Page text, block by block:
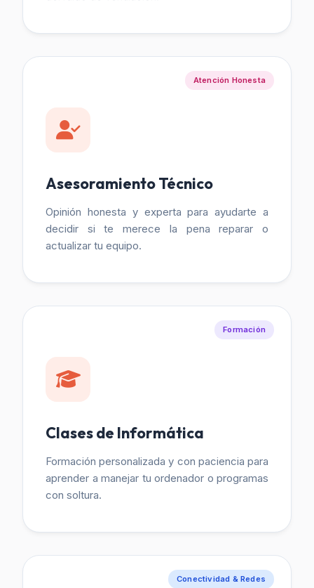
Atención Honesta
Asesoramiento Técnico
Opinión honesta y experta para ayudarte a
decidir si te merece la pena reparar o
actualizar tu equipo.
Formación
Clases de Informática
Formación personalizada y con paciencia para
aprender a manejar tu ordenador o programas
con soltura.
Conectividad & Redes